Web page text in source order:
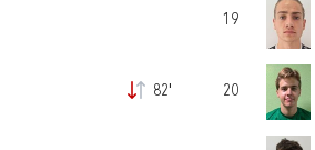
82'
19
20